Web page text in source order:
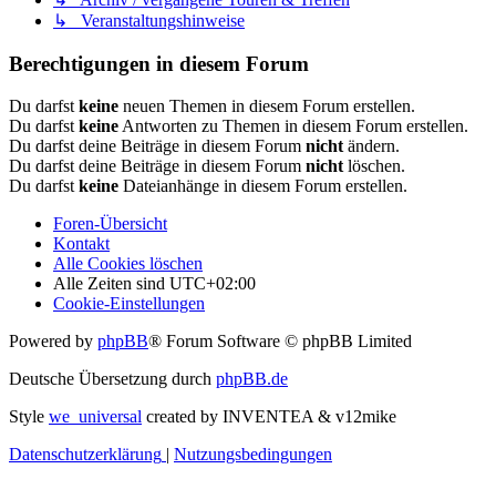
↳ Veranstaltungshinweise
Berechtigungen in diesem Forum
Du darfst keine neuen Themen in diesem Forum erstellen.
Du darfst keine Antworten zu Themen in diesem Forum erstellen.
Du darfst deine Beiträge in diesem Forum nicht ändern.
Du darfst deine Beiträge in diesem Forum nicht löschen.
Du darfst keine Dateianhänge in diesem Forum erstellen.
Foren-Übersicht
Kontakt
Alle Cookies löschen
Alle Zeiten sind UTC+02:00
Cookie-Einstellungen
Powered by phpBB® Forum Software © phpBB Limited
Deutsche Übersetzung durch phpBB.de
Style we_universal created by INVENTEA & v12mike
Datenschutzerklärung | Nutzungsbedingungen